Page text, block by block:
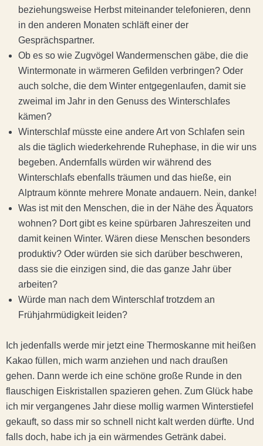
beziehungsweise Herbst miteinander telefonieren, denn
in den anderen Monaten schläft einer der
Gesprächspartner.
Ob es so wie Zugvögel Wandermenschen gäbe, die die
Wintermonate in wärmeren Gefilden verbringen? Oder
auch solche, die dem Winter entgegenlaufen, damit sie
zweimal im Jahr in den Genuss des Winterschlafes
kämen?
Winterschlaf müsste eine andere Art von Schlafen sein
als die täglich wiederkehrende Ruhephase, in die wir uns
begeben. Andernfalls würden wir während des
Winterschlafs ebenfalls träumen und das hieße, ein
Alptraum könnte mehrere Monate andauern. Nein, danke!
Was ist mit den Menschen, die in der Nähe des Äquators
wohnen? Dort gibt es keine spürbaren Jahreszeiten und
damit keinen Winter. Wären diese Menschen besonders
produktiv? Oder würden sie sich darüber beschweren,
dass sie die einzigen sind, die das ganze Jahr über
arbeiten?
Würde man nach dem Winterschlaf trotzdem an
Frühjahrmüdigkeit leiden?
Ich jedenfalls werde mir jetzt eine Thermoskanne mit heißen
Kakao füllen, mich warm anziehen und nach draußen
gehen. Dann werde ich eine schöne große Runde in den
flauschigen Eiskristallen spazieren gehen. Zum Glück habe
ich mir vergangenes Jahr diese mollig warmen Winterstiefel
gekauft, so dass mir so schnell nicht kalt werden dürfte. Und
falls doch, habe ich ja ein wärmendes Getränk dabei.